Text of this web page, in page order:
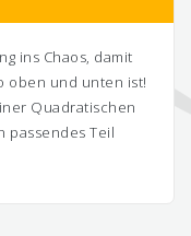
ins Chaos, damit
oben und unten ist!
Quadratischen
passendes Teil